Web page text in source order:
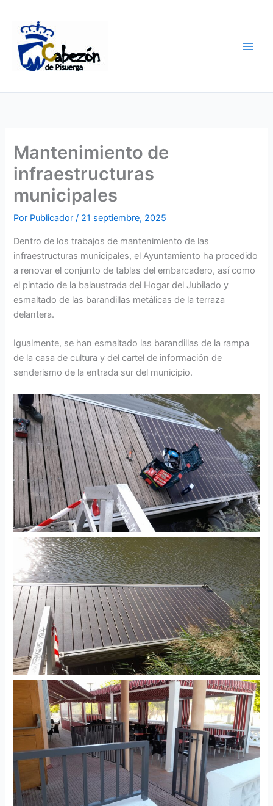
contenido
Mantenimiento de
infraestructuras
municipales
Por Publicador/ 21 septiembre, 2025
Dentro de los trabajos de mantenimiento de las
infraestructuras municipales, el Ayuntamiento ha procedido
a renovar el conjunto de tablas del embarcadero, así como
el pintado de la balaustrada del Hogar del Jubilado y
esmaltado de las barandillas metálicas de la terraza
delantera.
Igualmente, se han esmaltado las barandillas de la rampa
de la casa de cultura y del cartel de información de
senderismo de la entrada sur del municipio.